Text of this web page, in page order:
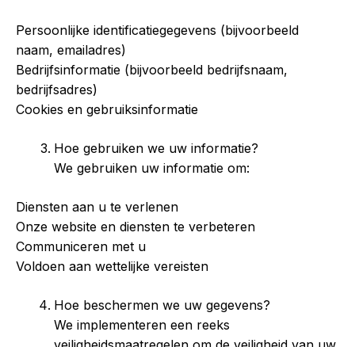
Persoonlijke identificatiegegevens (bijvoorbeeld
naam, emailadres)
Bedrijfsinformatie (bijvoorbeeld bedrijfsnaam,
bedrijfsadres)
Cookies en gebruiksinformatie
Hoe gebruiken we uw informatie?
We gebruiken uw informatie om:
Diensten aan u te verlenen
Onze website en diensten te verbeteren
Communiceren met u
Voldoen aan wettelijke vereisten
Hoe beschermen we uw gegevens?
We implementeren een reeks